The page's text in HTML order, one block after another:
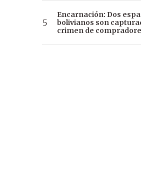
Encarnación: Dos
bolivianos son
crimen de